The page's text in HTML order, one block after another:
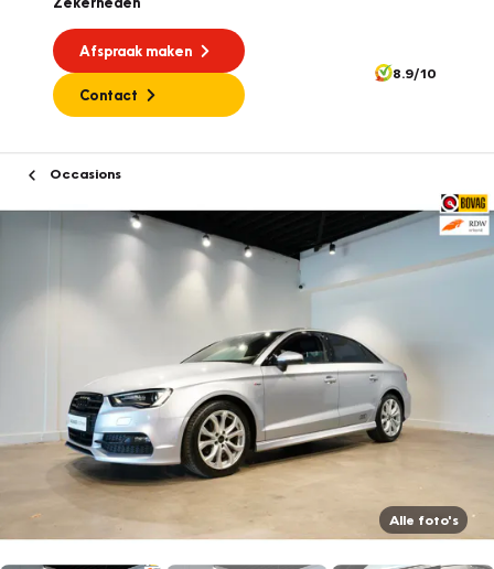
Afspraak maken
Contact
8.9/10
Occasions
Alle foto's